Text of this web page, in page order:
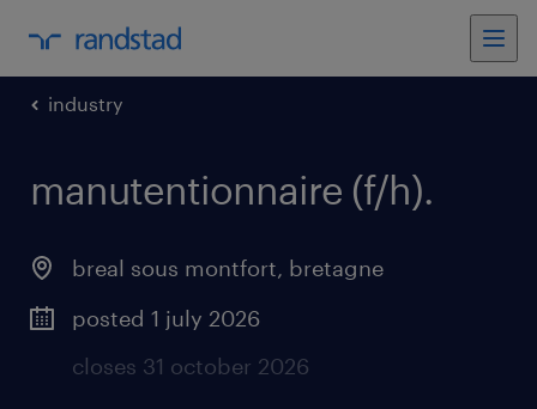
industry
manutentionnaire (f/h).
breal sous montfort, bretagne
posted 1 july 2026
closes 31 october 2026